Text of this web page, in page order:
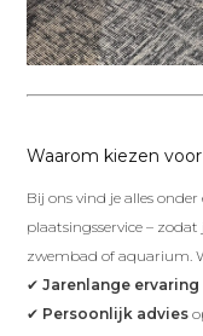
Waarom kiezen
Bij ons vind je alles
plaatsingsservice –
zwembad of aquarium.
✔Jarenlange ervaring
✔ Persoonlijk advies